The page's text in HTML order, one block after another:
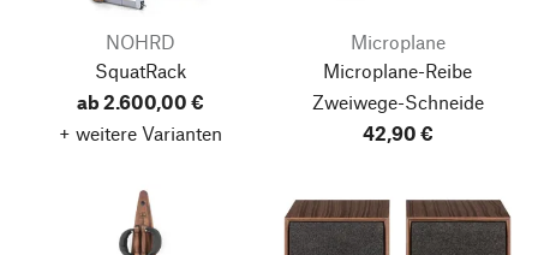
NOHRD
SquatRack
ab 2.600,00 €
+ weitere Varianten
Microplane
Microplane-Reibe
Zweiwege-Schneide
42,90 €